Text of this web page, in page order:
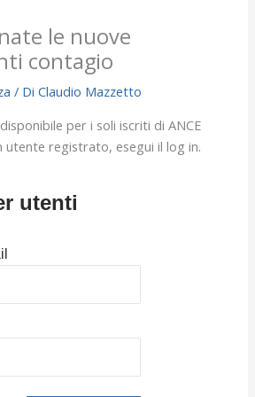
le nuove
contagio
/ DiClaudio Mazzetto
per i soli iscriti di ANCE
utente registrato, esegui il log in.
utenti